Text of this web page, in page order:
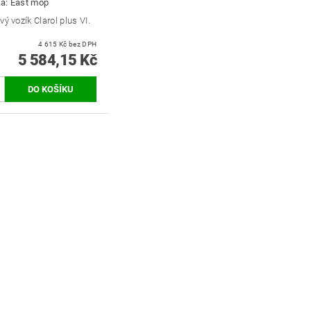
East mop
vozík Clarol plus VI.
4 615 Kč bez DPH
5 584,15 Kč